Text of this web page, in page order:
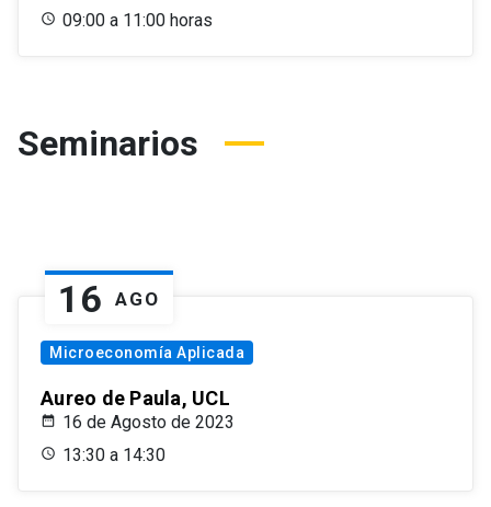
09:00 a 11:00 horas
Seminarios
16 AGO
Microeconomía Aplicada
Aureo de Paula, UCL
16 de Agosto de 2023
13:30 a 14:30